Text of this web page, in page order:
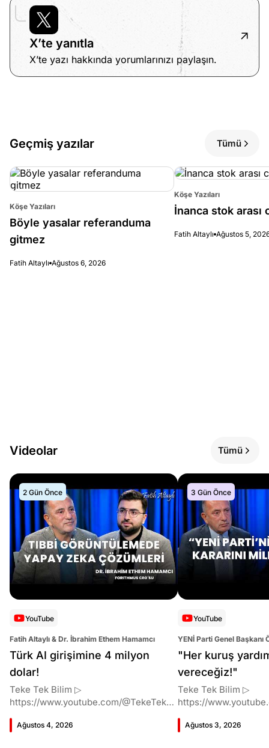
X’te yanıtla
X’te yazı hakkında yorumlarınızı paylaşın.
Geçmiş yazılar Tümü
Köşe Yazıları
Böyle yasalar referanduma
gitmez
Fatih Altaylı Ağustos 6, 2026
Köşe Yazıları
İnanca stok arası
Fatih Altaylı Ağustos 5,
Videolar Tümü
2 Gün Önce
YouTube
Fatih Altaylı & Dr. İbrahim Ethem Hamamcı
Türk AI girişimine 4 milyon
dolar!
Teke Tek Bilim ▷
https://www.youtube.com/@TekeTekBil
Hamamcı kimdir ve akademik
Ağustos 4, 2026
3 Gün Önce
YouTube
YENİ Parti Genel Başkanı
Altaylı
"Her kuruş
vereceğiz!"
Teke Tek Bilim ▷
https://
Butlan kararı kimin
Ağustos 3, 2026